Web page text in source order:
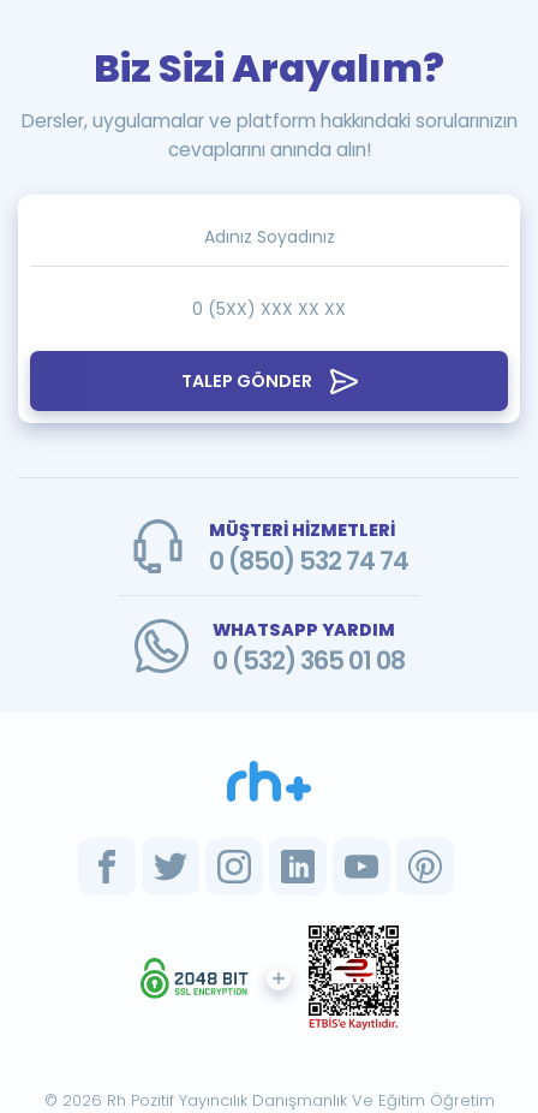
TALEP GÖNDER
Biz Sizi Arayalım?
Dersler, uygulamalar ve platform hakkındaki sorularınızın
cevaplarını anında alın!
MÜŞTERİ HİZMETLERİ
0 (850) 532 74 74
WHATSAPP YARDIM
0 (532) 365 01 08
© 2026 Rh Pozitif Yayıncılık Danışmanlık Ve Eğitim Öğretim